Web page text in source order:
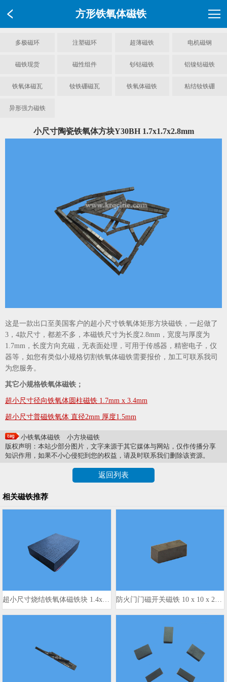
方形铁氧体磁铁
多极磁环 注塑磁环 超薄磁铁 电机磁钢
磁铁现货 磁性组件 钐钴磁铁 铝镍钴磁铁
铁氧体磁瓦 钕铁硼磁瓦 铁氧体磁铁 粘结钕铁硼
异形强力磁铁
小尺寸陶瓷铁氧体方块Y30BH 1.7x1.7x2.8mm
这是一款出口至美国客户的超小尺寸铁氧体矩形方块磁铁，一起做了
3，4款尺寸，都差不多，本磁铁尺寸为长度2.8mm，宽度与厚度为
1.7mm，长度方向充磁，无表面处理，可用于传感器，精密电子，仪
器等，如您有类似小规格切割铁氧体磁铁需要报价，加工可联系我司
为您服务。
其它小规格铁氧体磁铁；
超小尺寸径向铁氧体圆柱磁铁 1.7mm x 3.4mm
超小尺寸普磁铁氧体 直径2mm 厚度1.5mm
小铁氧体磁铁
小方块磁铁
版权声明：本站少部分图片，文字来源于其它媒体与网站，仅作传播分享
知识作用，如果不小心侵犯到您的权益，请及时联系我们删除该资源。
返回列表
相关磁铁推荐
超小尺寸烧结铁氧体磁铁块 1.4x1.4x3mm 防火门门磁开关磁铁 10 x 10 x 25mm